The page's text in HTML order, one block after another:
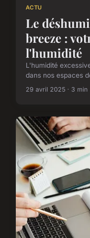
ACTU
Le
breeze :
l'humidité
L'humidité
dans nos espaces
29 avril 2025 · 3 min